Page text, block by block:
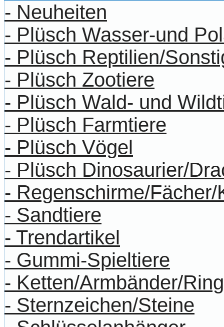
- Neuheiten
- Plüsch Wasser-und
- Plüsch Reptilien/
- Plüsch Zootiere
- Plüsch Wald- und
- Plüsch Farmtiere
- Plüsch Vögel
- Plüsch Dinosaurier/
- Regenschirme/Fächer/
- Sandtiere
- Trendartikel
- Gummi-Spieltiere
- Ketten/Armbänder/
- Sternzeichen/Steine